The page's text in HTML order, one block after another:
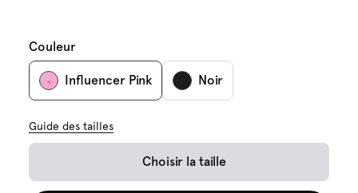
Couleur
Influencer Pink Noir
Guide des tailles
Choisir la taille